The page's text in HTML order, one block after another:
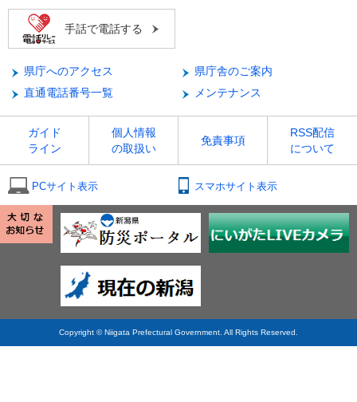
手話で電話する
県庁へのアクセス
県庁舎のご案内
直通電話番号一覧
メンテナンス
ガイド
ライン
個人情報
の取扱い
免責事項
RSS配信
について
PCサイト表示 スマホサイト表示
Copyright © Niigata Prefectural Government. All Rights Reserved.